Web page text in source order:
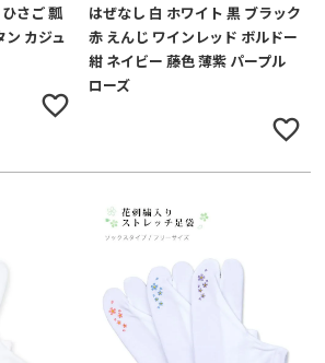
さご 瓢
ン カジュ
はぜなし 白 ホワイト 黒 ブラック
赤 えんじ ワインレッド ボルドー
紺 ネイビー 藤色 薄紫 パープル
ローズ